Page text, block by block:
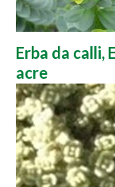
Erba da calli,
acre